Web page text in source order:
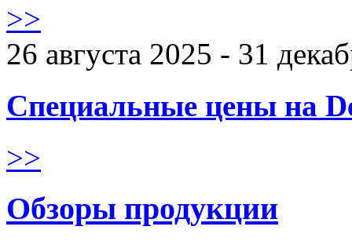
>>
26 августа 2025 - 31
Специальные цены на
>>
Обзоры продукции